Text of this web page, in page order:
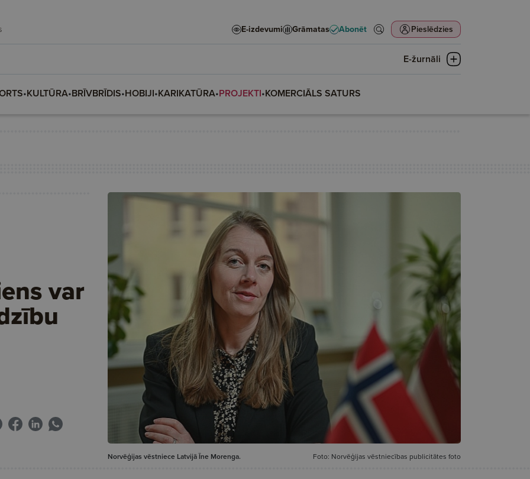
E-izdevumi Grāmatas Abonēt Pieslēdzies
E-žurnāli
•KULTŪRA•BRĪVBRĪDIS•HOBIJI•KARIKATŪRA•PROJEKTI•KOMERCIĀLS SATURS
var
Norvēģijas vēstniece Latvijā Īne Morenga.
Foto: Norvēģijas vēstniecības publicitātes foto